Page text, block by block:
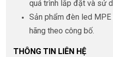
quá trình lắp đặt và sử
Sản phẩm đèn led
hãng theo công bố.
THÔNG TIN LIÊN HỆ